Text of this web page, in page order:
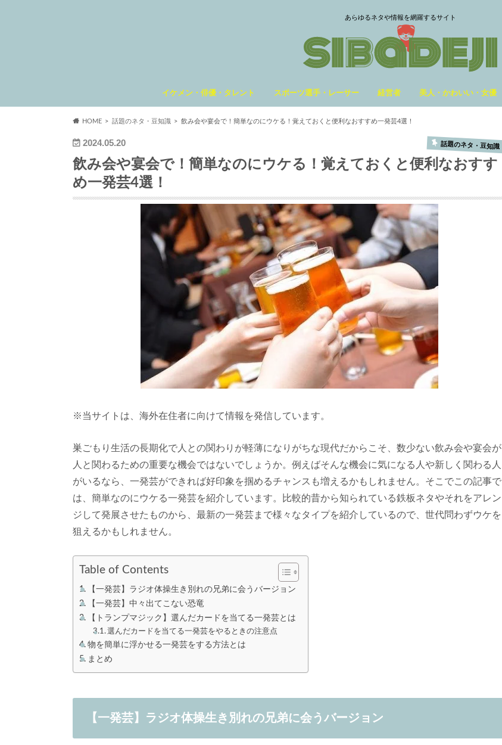
あらゆるネタや情報を網羅するサイト
イケメン・俳優・タレント スポーツ選手・レーサー 経営者 美人・かわいい・女優
HOME 話題のネタ・豆知識 飲み会や宴会で！簡単なのにウケる！覚えておくと便利なおすすめ一発芸4選！
2024.05.20 話題のネタ・豆知識
飲み会や宴会で！簡単なのにウケる！覚えておくと便利なおすす
め一発芸4選！
※当サイトは、海外在住者に向けて情報を発信しています。
巣ごもり生活の長期化で人との関わりが軽薄になりがちな現代だからこそ、数少ない飲み会や宴会が
人と関わるための重要な機会ではないでしょうか。例えばそんな機会に気になる人や新しく関わる人
がいるなら、一発芸ができれば好印象を掴めるチャンスも増えるかもしれません。そこでこの記事で
は、簡単なのにウケる一発芸を紹介しています。比較的昔から知られている鉄板ネタやそれをアレン
ジして発展させたものから、最新の一発芸まで様々なタイプを紹介しているので、世代問わずウケを
狙えるかもしれません。
Table of Contents
【一発芸】ラジオ体操生き別れの兄弟に会うバージョン
【一発芸】中々出てこない恐竜
【トランプマジック】選んだカードを当てる一発芸とは
選んだカードを当てる一発芸をやるときの注意点
物を簡単に浮かせる一発芸をする方法とは
まとめ
【一発芸】ラジオ体操生き別れの兄弟に会うバージョン